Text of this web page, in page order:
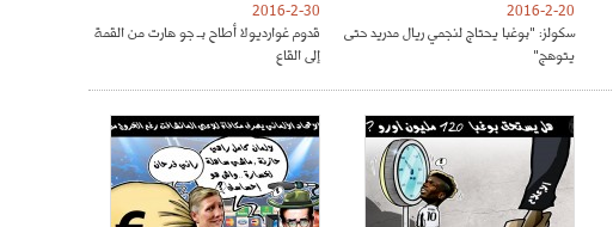
2016-2-20
سكولز: "بوغبا يحتاج لنجمي ريال مدريد حتى
يتوهج"
2016-2-30
قدوم غوارديولا أطاح بـ جو هارت من القمة
إلى القاع